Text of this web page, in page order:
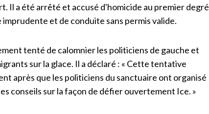
Il a été arrêté et accusé d'homicide au premier degré
et de conduite sans permis valide.
tenté de calomnier les politiciens de gauche et
sur la glace. Il a déclaré : « Cette tentative
après que les politiciens du sanctuaire ont organisé
conseils sur la façon de défier ouvertement Ice. »